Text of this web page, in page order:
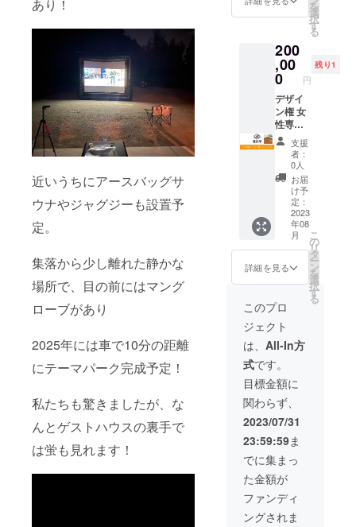
あり！
近いうちにアースバッグサ
ウナやジャグジーも設置予
定。
集落から少し離れた静かな
場所で、目の前にはマング
ローブがあり
2025年には車で10分の距離
にテーマパーク完成予定！
私たちも驚きましたが、な
んとゲストハウスの裏手で
は蛍も見れます！
３箇所
（内女
性専用
所）
食
事処ま
たや
営業時
間
11:00〜
15:00(L
O14:30)
17:00〜
23:00(
フード
LO22:0
0、ドリ
ンク
LO22:3
0) ・
アメニ
ティ
類
連絡く
ださ
い。 ※
公序良
俗に反
する内
容、法
令に違
反する
内容な
どはお
受けで
きませ
ん。
２.部屋
の概要
ファミ
リータ
イプ１
部屋：
４人部
屋ユ
ニット
バス付
き
※各
部屋セ
ミダブ
ル二段
ベッド
・施
設内設
備
：
シャ
ワー
ルー
ム ２
箇所
（内女
性専用
１箇
所）
ト
イレ
泊人数
は最大
で ※チ
ケット
有効期
限：1年
間。
（2023
年8月～
2024年
7月） ※
ご予約
の際は
必ず電
話また
は、
メール
にて事
前にチ
ケット
使用の
旨ご連
絡くだ
さい。
※飲食店
施設は
対象外
になり
ます。
※日程は
協議の
上決定
させて
いただ
きま
す。 備
考欄に
お名前
の入力
をお願
を
選
択
す
る
200
,00
0 円
残り1
デザイ
ン権 女
性専用2
人部屋
のデザ
インを
するこ
とがで
きま
す。 あ
なたの
好きな
ように
デザイ
ンした
ものが
一室に
なりま
す！！
※他の製
作者様
同様、
公序良
俗に反
しない
範囲で
基本的
に自由
にデザ
インし
ていた
だけま
す。 ※
不定期
支援
者：
0人
お届
け予
定：
2023
年08
月
詳細を見る
こ
の
リ
タ
ー
ン
を
選
択
す
る
このプロ
ジェクト
は、 All-In方
式です。
目標金額に
関わらず、
2023/07/31
23:59:59ま
でに集まっ
た金額が
ファンディ
ングされま